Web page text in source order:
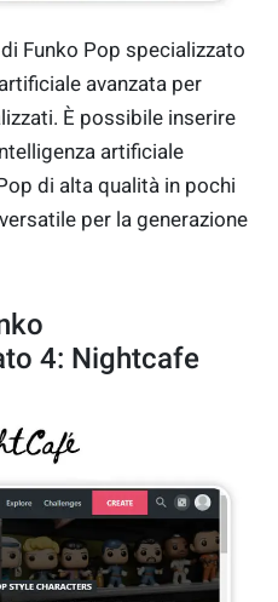
Funko Pop specializzato
avanzata per
È possibile inserire
artificiale
di alta qualità in pochi
per la generazione
4: Nightcafe